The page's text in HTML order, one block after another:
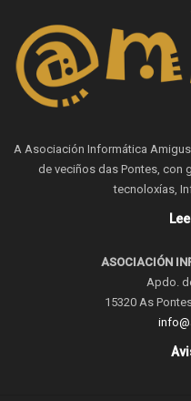
A Asociación Informática
de veciños das Pontes, con
tecnoloxías,
ASOCIACIÓN
Apdo.
15320 As